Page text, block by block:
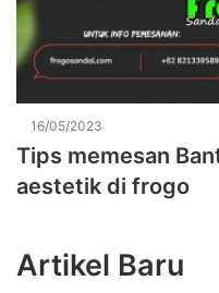
16/05/2023
Tips memesan
aestetik di frogo
Artikel Baru